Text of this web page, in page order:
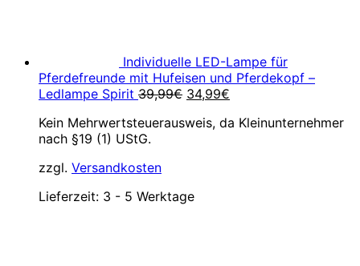
Individuelle LED-Lampe für
Pferdefreunde mit Hufeisen und Pferdekopf –
Ledlampe Spirit 39,99€ Ursprünglicher
war:
34,99€
ist:
Kein Mehrwertsteuerausweis, da Kleinunternehmer
nach §19 (1) UStG.
zzgl. Versandkosten
Lieferzeit: 3 - 5 Werktage